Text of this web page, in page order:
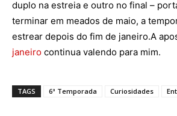
duplo na estreia e outro no final –
terminar em meados de maio, a
estrear depois do fim de janeiro.A
janeiro continua valendo para mim.
TAGS 6ª Temporada Curiosidades